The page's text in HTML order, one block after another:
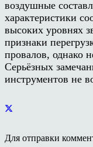
воздушные
характеристики
высоких уровнях
признаки
провалов, однако
Серьёзных
инструментов не
Для отправки